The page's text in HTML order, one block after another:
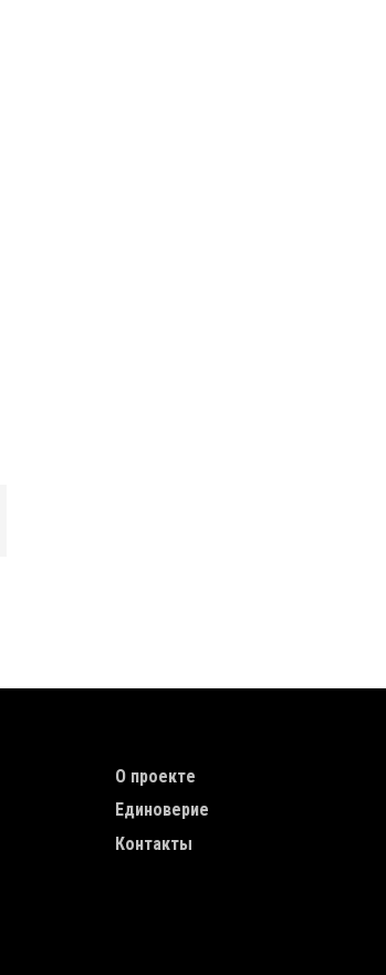
TOP MENU
О проекте
Единоверие
Контакты